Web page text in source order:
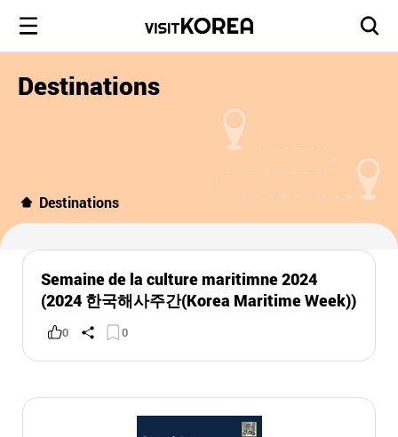
Destinations
Destinations
Semaine de la culture maritimne 2024
(2024 한국해사주간(Korea Maritime Week))
0 0